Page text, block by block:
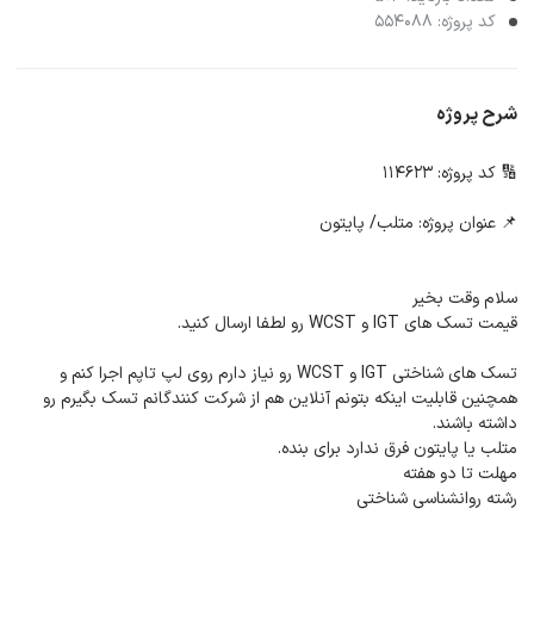
کد پروژه: 554088
شرح پروژه
🔢 کد پروژه: 114623
📌 عنوان پروژه: متلب/ پایتون
سلام وقت بخیر
قیمت تسک های IGT و WCST رو لطفا ارسال کنید.
تسک های شناختی IGT و WCST رو نیاز دارم روی لپ تاپم اجرا کنم و
همچنین قابلیت اینکه بتونم آنلاین هم از شرکت کنندگانم تسک بگیرم رو
داشته باشند.
متلب یا پایتون فرق ندارد برای بنده.
مهلت تا دو هفته
رشته روانشناسی شناختی